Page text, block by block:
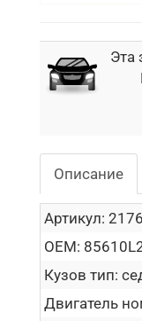
Эта
Описание
Артикул:
OEM:
Кузов тип:
Двигатель